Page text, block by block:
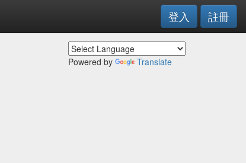
登入 註冊
Powered by Translate